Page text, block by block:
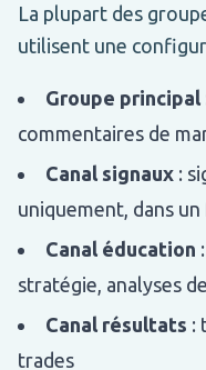
La plupart des
utilisent une
Groupe principal
commentaires de
Canal signaux :
uniquement, dans
Canal éducation
stratégie, analyses
Canal résultats :
trades